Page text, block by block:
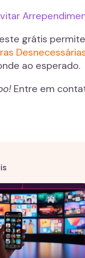
grátis
ao esperado.
Entre em